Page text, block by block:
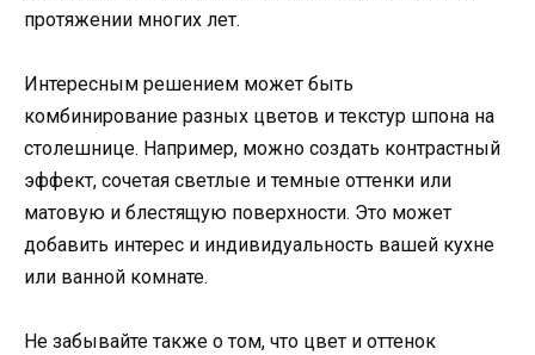
протяжении многих лет.
Интересным решением может быть
комбинирование разных цветов и текстур шпона на
столешнице. Например, можно создать контрастный
эффект, сочетая светлые и темные оттенки или
матовую и блестящую поверхности. Это может
добавить интерес и индивидуальность вашей кухне
или ванной комнате.
Не забывайте также о том, что цвет и оттенок